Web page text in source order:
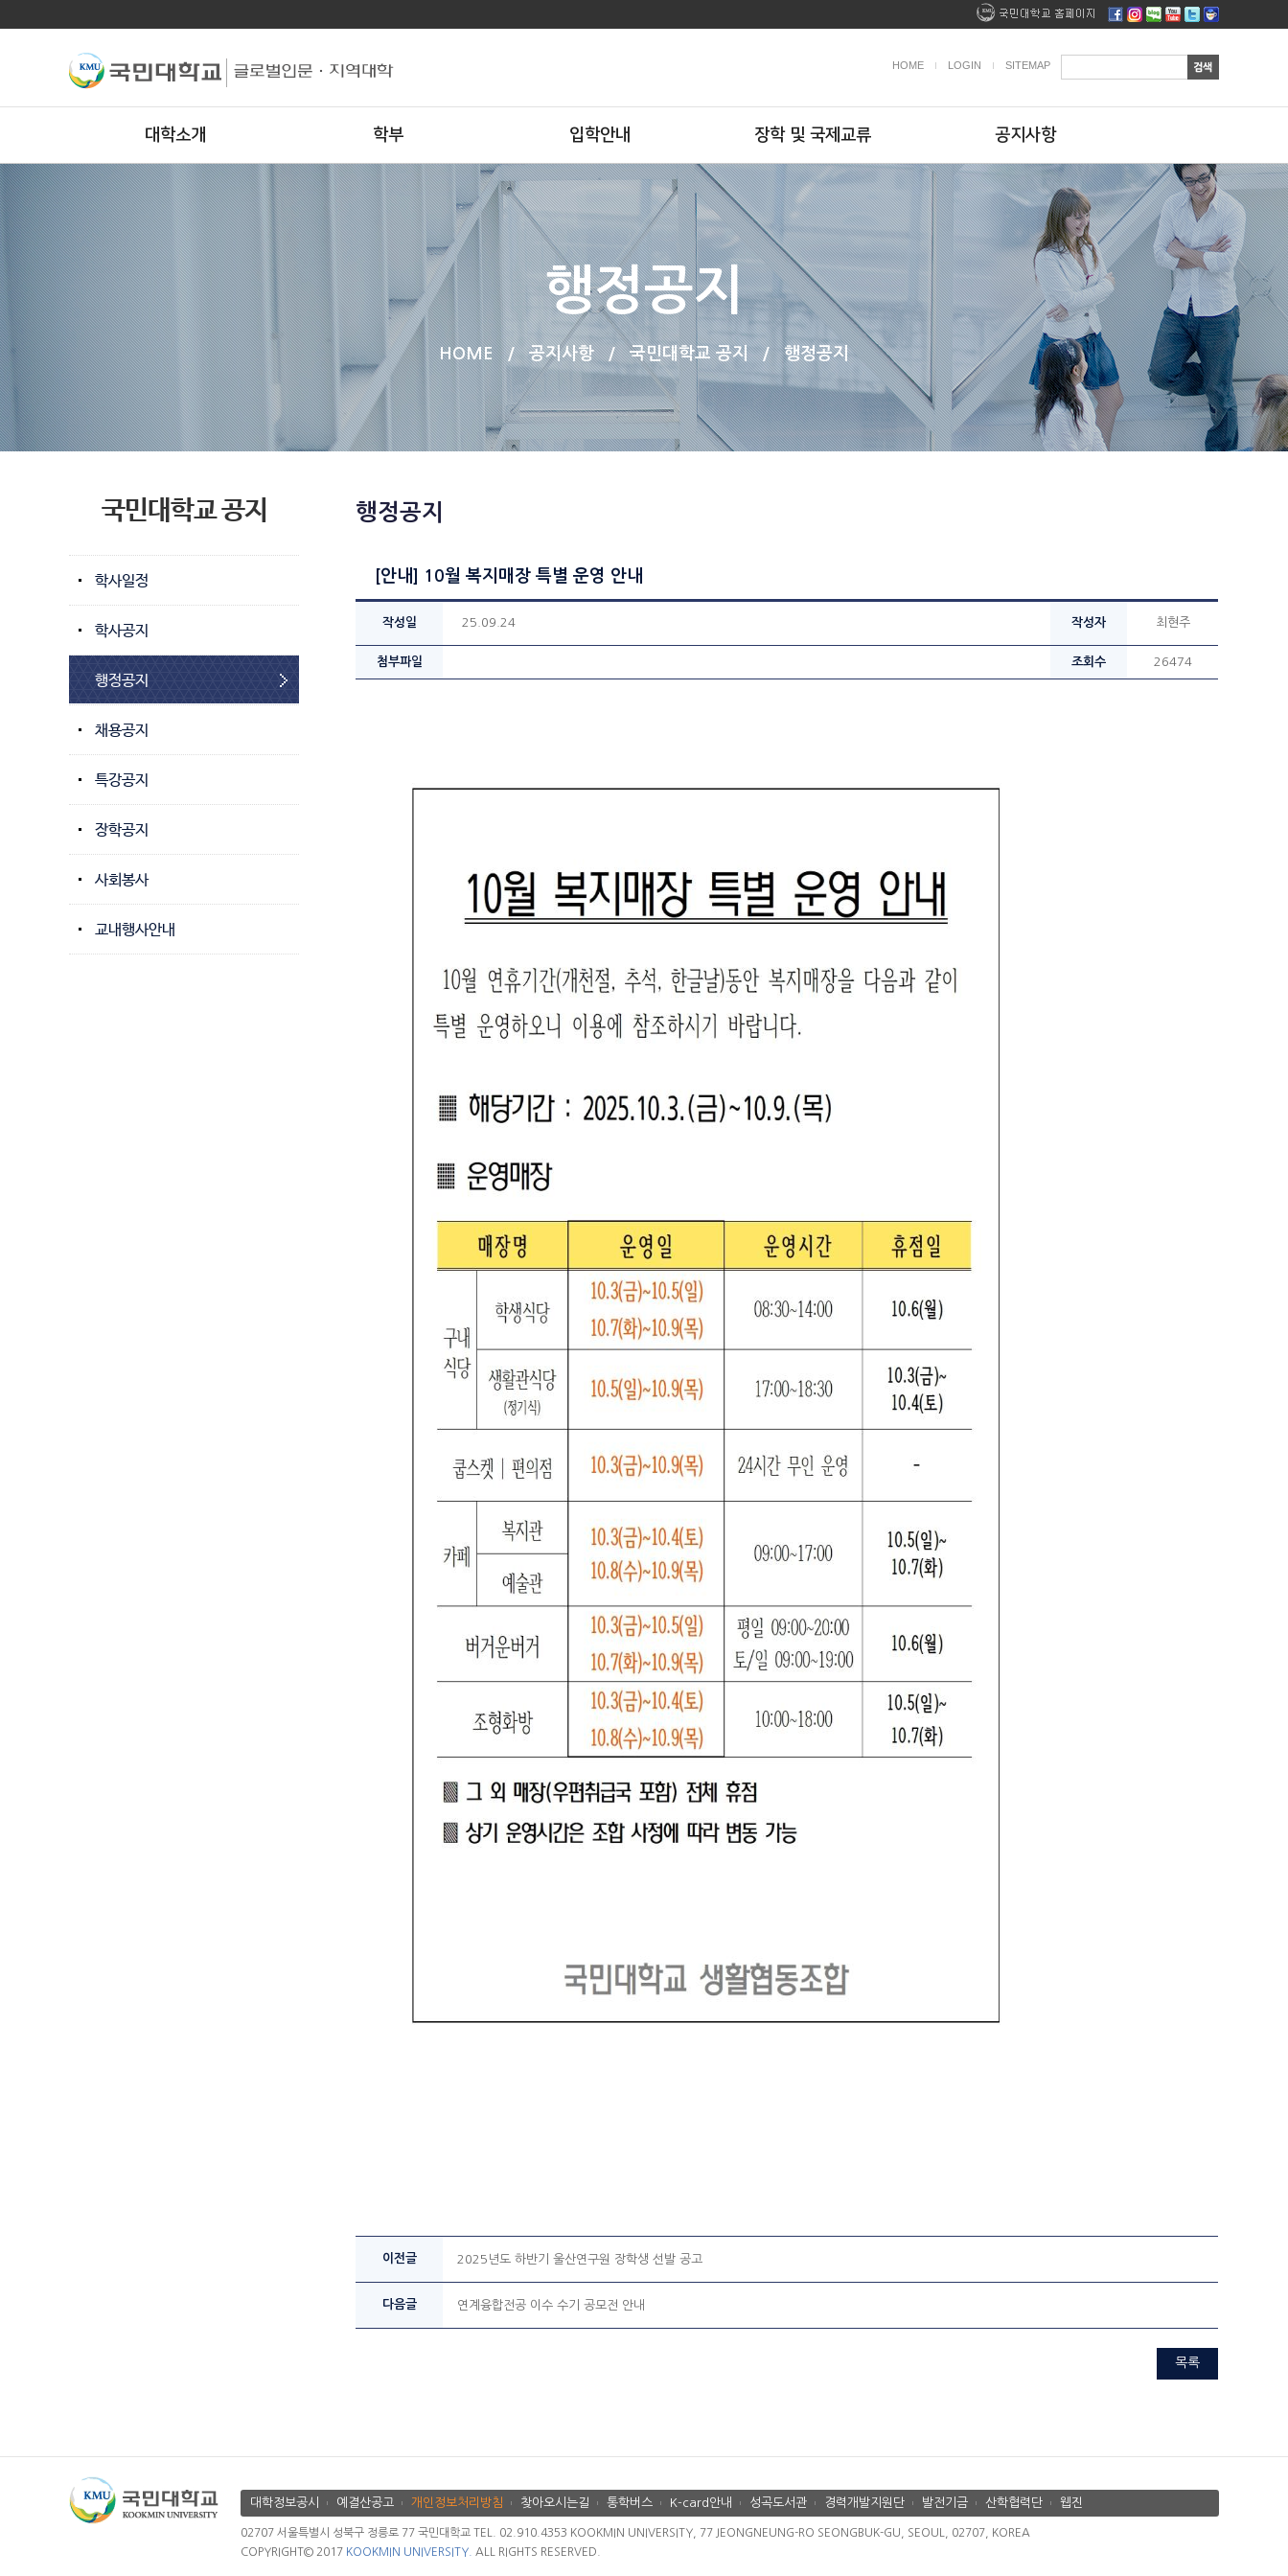
HOME LOGIN SITEMAP
대학소개 학부 입학안내 장학 및 국제교류 공지사항
행정공지
HOME / 공지사항 / 국민대학교 공지 / 행정공지
국민대학교 공지
학사일정
학사공지
행정공지
채용공지
특강공지
장학공지
사회봉사
교내행사안내
행정공지
[안내] 10월 복지매장 특별 운영 안내
작성일 25.09.24 작성자 최현주
첨부파일 조회수 26474
이전글 2025년도 하반기 울산연구원 장학생 선발 공고
다음글 연계융합전공 이수 수기 공모전 안내
목록
대학정보공시 예결산공고 개인정보처리방침 찾아오시는길 통학버스 K-card안내 성곡도서관 경력개발지원단 발전기금 산학협력단 웹진
02707 서울특별시 성북구 정릉로 77 국민대학교 TEL. 02.910.4353 KOOKMIN UNIVERSITY, 77 JEONGNEUNG-RO SEONGBUK-GU, SEOUL, 02707, KOREA
COPYRIGHT© 2017 KOOKMIN UNIVERSITY. ALL RIGHTS RESERVED.